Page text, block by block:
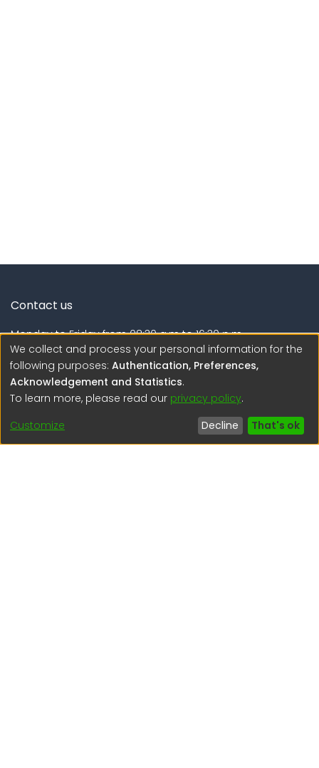
Contact us
Monday to Friday from 08:30 a.m to 16:30 p.m.
Calle Calatrava N° 216 , Urb. Camino Real - La Molina -
Lima - Lima - Perú
regen@igp.gob.pe
(51) 54 369212
Interesting links
We collect and process your personal information for the
following purposes: Authentication, Preferences,
Acknowledgement and Statistics.
To learn more, please read our privacy policy.
Customize
Decline That's ok